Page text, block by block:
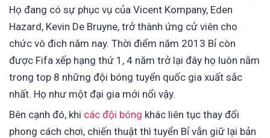
Họ đang có sự phục vụ của Vicent Kompany, Eden
Hazard, Kevin De Bruyne, trở thành ứng cử viên cho
chức vô đich năm nay. Thời điểm năm 2013 Bỉ còn
được Fifa xếp hạng thứ 1, 4 năm trở lại đây họ luôn nằm
trong top 8 những đội bóng tuyển quốc gia xuất sắc
nhất. Họ như một đại gia mới nổi vậy.
Bên cạnh đó, khi các đội bóng khác liên tục thay đổi
phong cách chơi, chiến thuật thì tuyển Bỉ vẫn giữ lại bản